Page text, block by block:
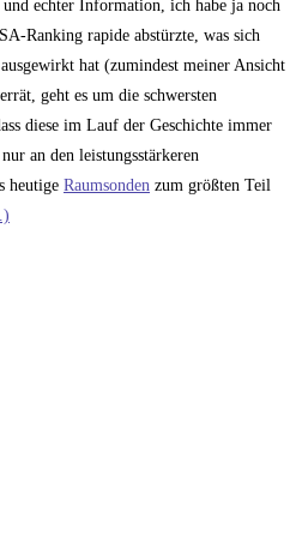
echter Information, ich habe ja noch
Ranking rapide abstürzte, was sich
hat (zumindest meiner Ansicht
geht es um die schwersten
diese im Lauf der Geschichte immer
an den leistungsstärkeren
heutige Raumsonden zum größten Teil